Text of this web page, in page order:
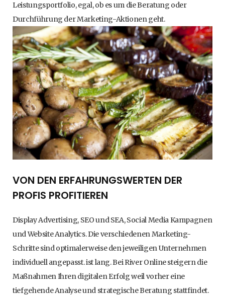
Leistungsportfolio, egal, ob es um die Beratung oder
Durchführung der Marketing-Aktionen geht.
VON DEN ERFAHRUNGSWERTEN DER
PROFIS PROFITIEREN
Display Advertising, SEO und SEA, Social Media Kampagnen
und Website Analytics. Die verschiedenen Marketing-
Schritte sind optimalerweise den jeweiligen Unternehmen
individuell angepasst. ist lang. Bei River Online steigern die
Maßnahmen Ihren digitalen Erfolg weil vorher eine
tiefgehende Analyse und strategische Beratung stattfindet.